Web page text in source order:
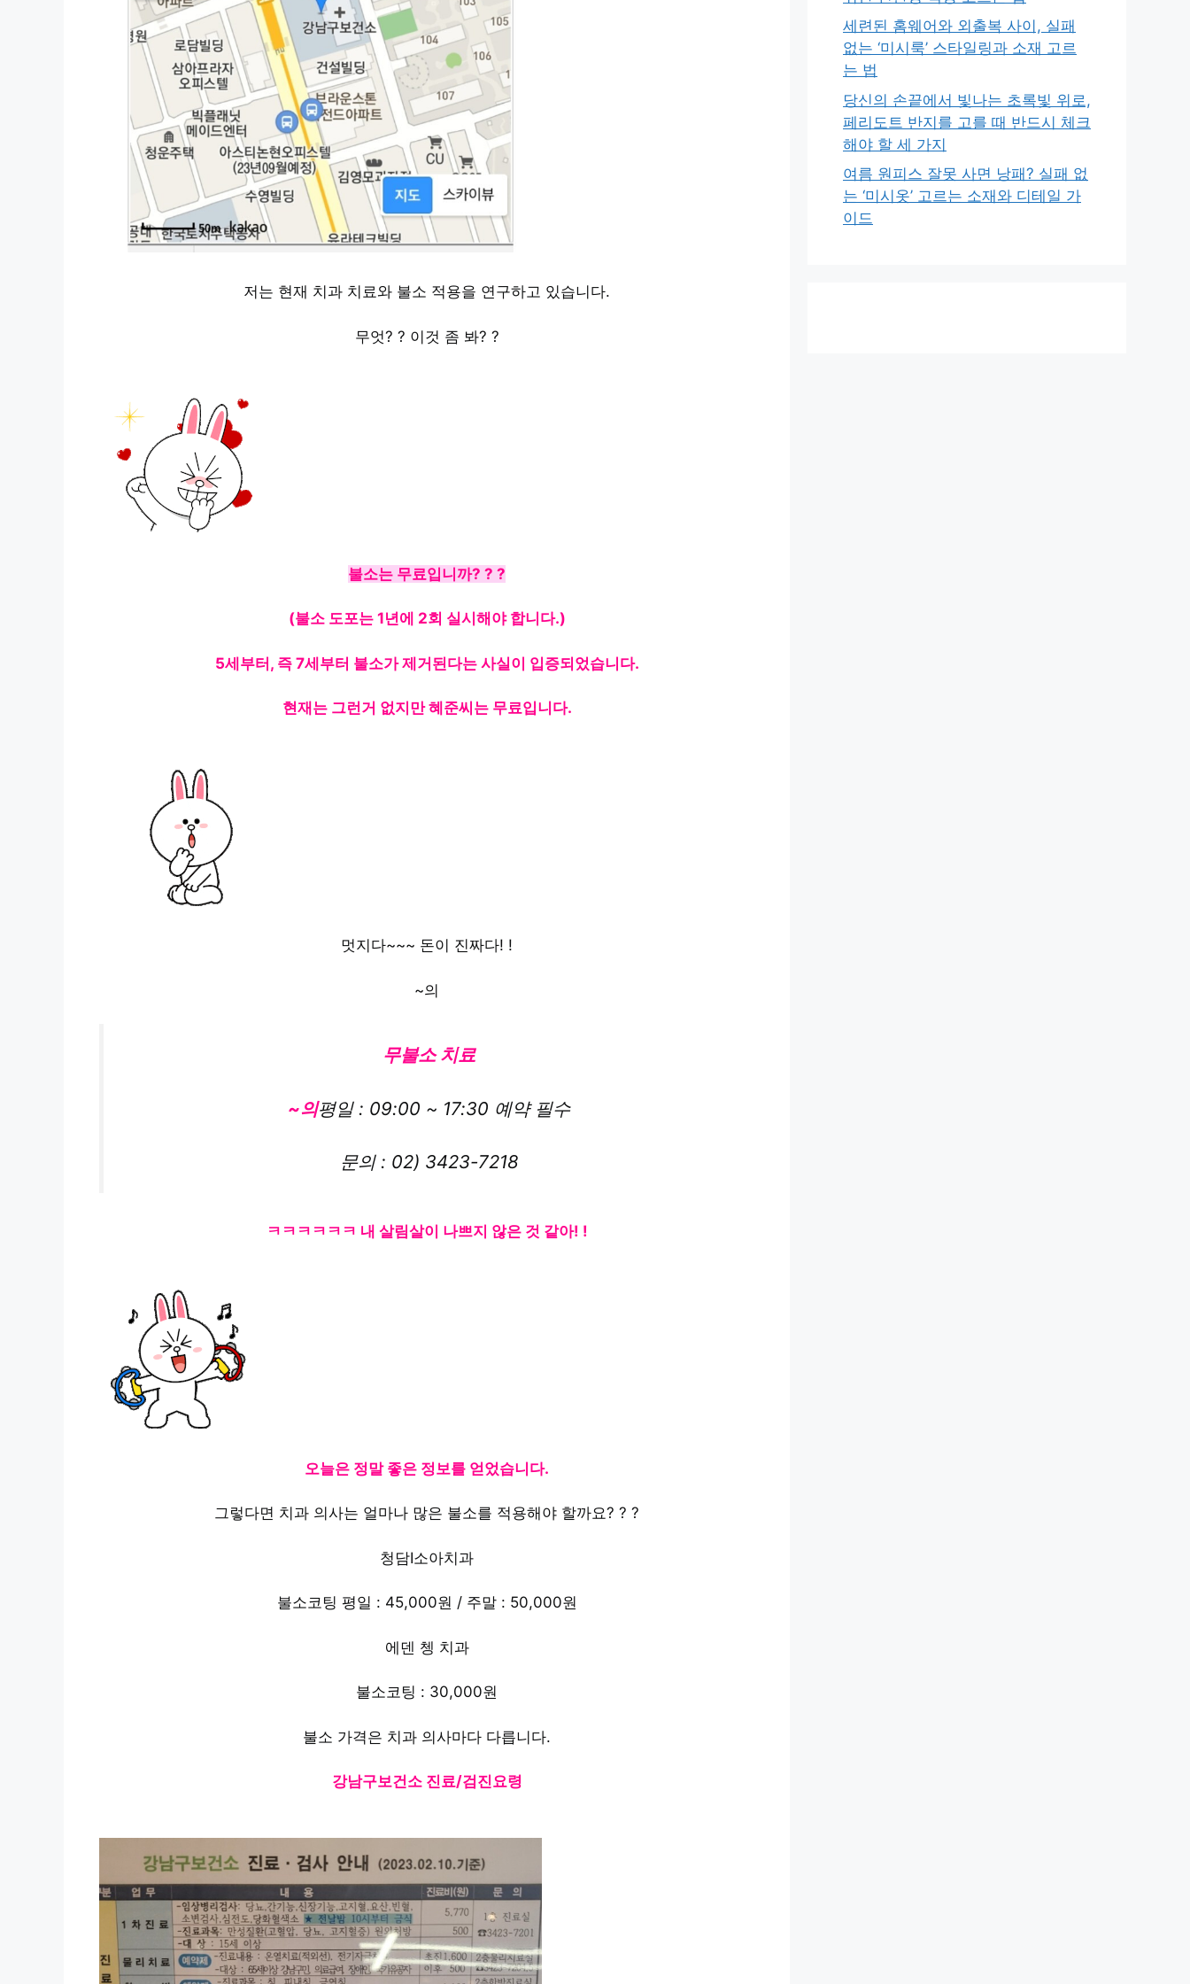
저는 현재 치과 치료와 불소 적용을 연구하고 있습니다.
무엇? ? 이것 좀 봐? ?
불소는 무료입니까? ? ?
(불소 도포는 1년에 2회 실시해야 합니다.)
5세부터, 즉 7세부터 불소가 제거된다는 사실이 입증되었습니다.
현재는 그런거 없지만 혜준씨는 무료입니다.
멋지다~~~ 돈이 진짜다! !
~의
무불소 치료
~의평일 : 09:00 ~ 17:30 예약 필수
문의 : 02) 3423-7218
ㅋㅋㅋㅋㅋㅋ 내 살림살이 나쁘지 않은 것 같아! !
오늘은 정말 좋은 정보를 얻었습니다.
그렇다면 치과 의사는 얼마나 많은 불소를 적용해야 할까요? ? ?
청담I소아치과
불소코팅 평일 : 45,000원 ​​/ 주말 : 50,000원
에덴 쳉 치과
불소코팅 : 30,000원
불소 가격은 치과 의사마다 다릅니다.
강남구보건소 진료/검진요령
세련된 홈웨어와 외출복 사이, 실패
없는 ‘미시룩’ 스타일링과 소재 고르
는 법
당신의 손끝에서 빛나는 초록빛 위로,
페리도트 반지를 고를 때 반드시 체크
해야 할 세 가지
여름 원피스 잘못 사면 낭패? 실패 없
는 ‘미시옷’ 고르는 소재와 디테일 가
이드